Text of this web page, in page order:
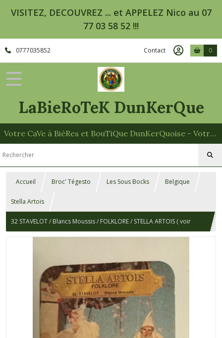
VISITEZ, DECOUVREZ ... et APPELEZ Nico au 07
77 03 58 52 !!!
0777035852 Contact 0
LaBieRoTeK DunKerQue
Votre CaVe à BièRes et BouTiQue DunKerQuoise - Votre Spécialiste des Paniers Garnis
Accueil Broc' Tégesto Les Sous Bocks Belgique
Stella Artois
32 STAVELOT / Blancs Moussis / FOLKLORE / STELLA ARTOIS ( voir